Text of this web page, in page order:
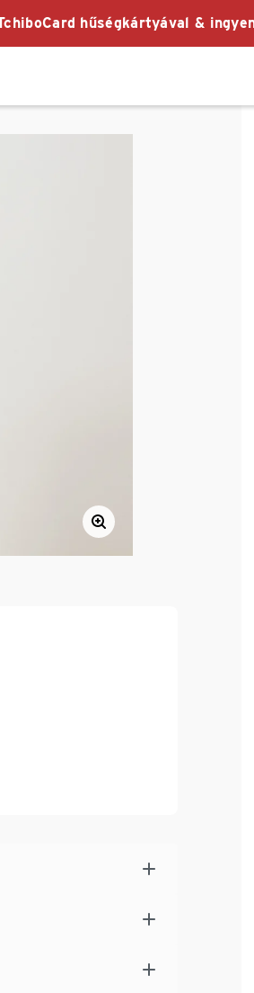
hűségkártyával &